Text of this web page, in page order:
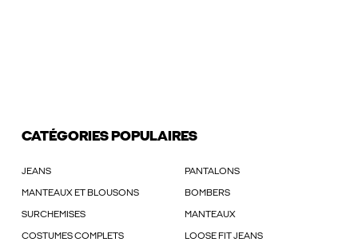
CATÉGORIES POPULAIRES
JEANS PANTALONS
MANTEAUX ET BLOUSONS BOMBERS
SURCHEMISES MANTEAUX
COSTUMES COMPLETS LOOSE FIT JEANS